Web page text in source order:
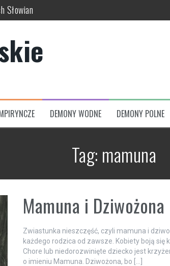
Słowian
świata
w dawnej kulturze
DEMONY WODNE DEMONY POLNE
Tag: mamuna
Mamuna i Dziwożona
Zwiastunka nieszczęść, czyli mamuna i
każdego rodzica od zawsze. Kobiety boją się
Chore lub niedorozwinięte dziecko jest
o imieniu Mamuna. Dziwożona, bo […]